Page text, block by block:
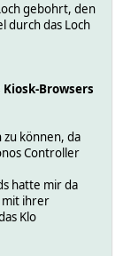
gebohrt, den
durch das Loch
Browsers
können, da
Controller
hatte mir da
mit ihrer
Klo